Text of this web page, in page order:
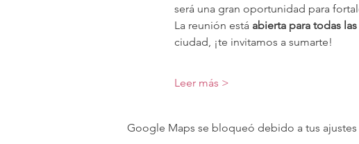
será una gran oportunidad para
La reunión está abierta para todas
ciudad, ¡te invitamos a sumarte!
Leer más >
Google Maps se bloqueó debido a tus